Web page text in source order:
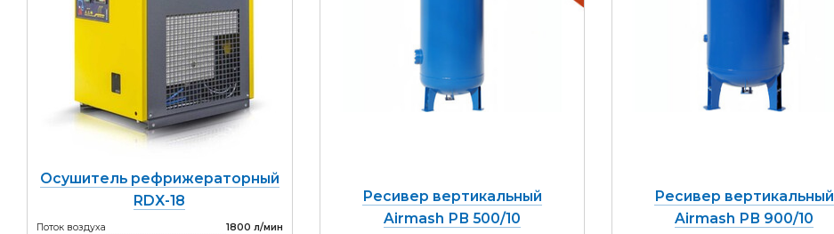
Осушитель рефрижераторный
RDX-18
Поток воздуха
1800 л/мин
Ресивер вертикальный
Airmash РВ 500/10
Ресивер вертикальный
Airmash РВ 900/10